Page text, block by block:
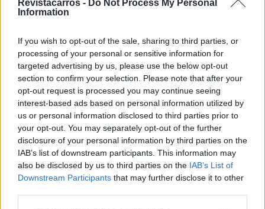
Revistacarros - Do Not Process My Personal
Information
If you wish to opt-out of the sale, sharing to third parties, or
processing of your personal or sensitive information for
targeted advertising by us, please use the below opt-out
section to confirm your selection. Please note that after your
opt-out request is processed you may continue seeing
interest-based ads based on personal information utilized by
us or personal information disclosed to third parties prior to
your opt-out. You may separately opt-out of the further
disclosure of your personal information by third parties on the
IAB’s list of downstream participants. This information may
also be disclosed by us to third parties on the IAB’s List of
Downstream Participants that may further disclose it to other
da Tesla na Europa
Novo Pajero regressa às origens, mas falta
saber o essencial
05/08/2026
Honda Civic Type-R